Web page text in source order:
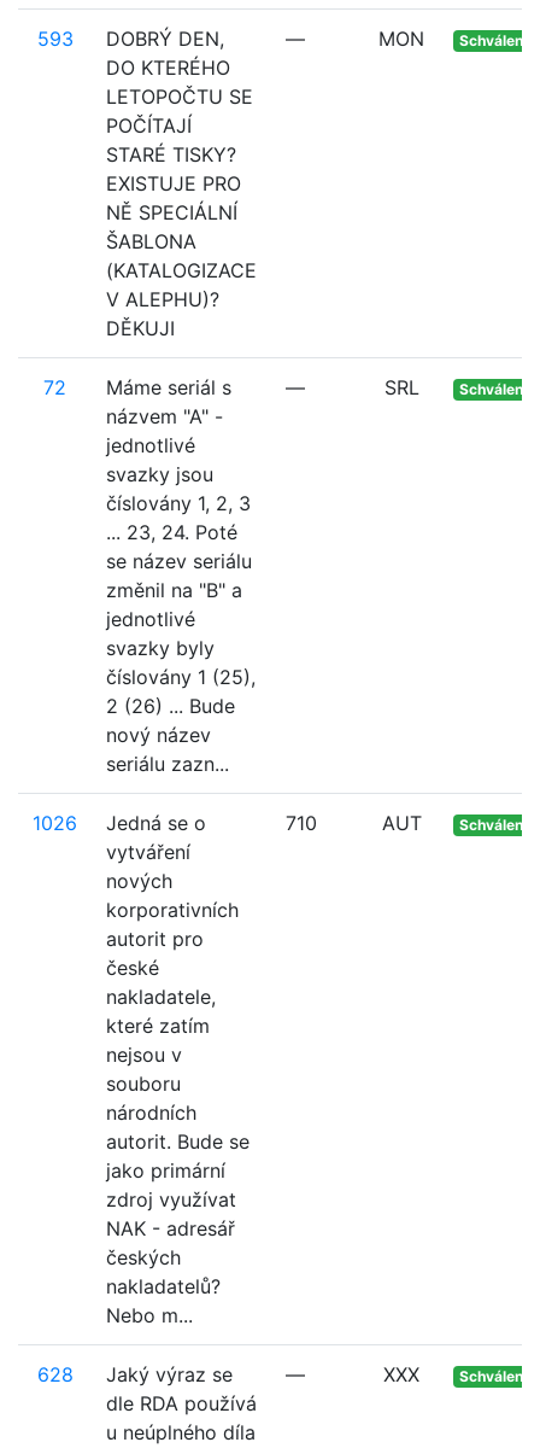
593
DOBRÝ DEN,
DO KTERÉHO
LETOPOČTU SE
POČÍTAJÍ
STARÉ TISKY?
EXISTUJE PRO
NĚ SPECIÁLNÍ
ŠABLONA
(KATALOGIZACE
V ALEPHU)?
DĚKUJI
— MON Schváleno
72
Máme seriál s
názvem "A" -
jednotlivé
svazky jsou
číslovány 1, 2, 3
... 23, 24. Poté
se název seriálu
změnil na "B" a
jednotlivé
svazky byly
číslovány 1 (25),
2 (26) ... Bude
nový název
seriálu zazn...
— SRL Schváleno
1026
Jedná se o
vytváření
nových
korporativních
autorit pro
české
nakladatele,
které zatím
nejsou v
souboru
národních
autorit. Bude se
jako primární
zdroj využívat
NAK - adresář
českých
nakladatelů?
Nebo m...
710 AUT Schváleno
628
Jaký výraz se
dle RDA používá
u neúplného díla
— XXX Schváleno